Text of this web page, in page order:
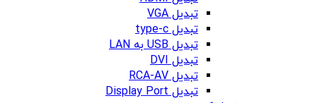
تبدیل VGA
تبدیل type-c
تبدیل USB به LAN
تبدیل DVI
تبدیل RCA-AV
تبدیل Display Port